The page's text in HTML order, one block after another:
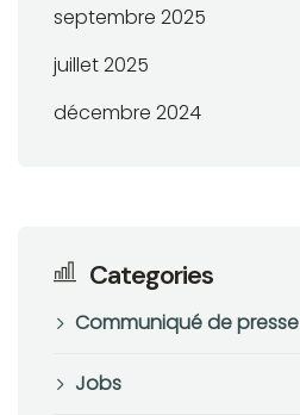
septembre 2025
juillet 2025
décembre 2024
Categories
Communiqué de presse
Jobs